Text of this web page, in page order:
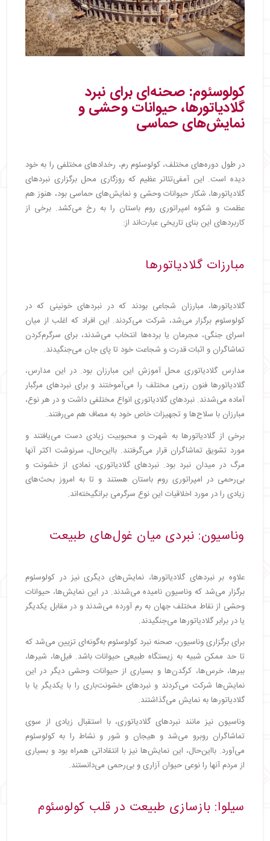
کولوسئوم: صحنه‌ای برای نبرد
گلادیاتورها، حیوانات وحشی و
نمایش‌های حماسی
در طول دوره‌های مختلف، کولوسئوم رم، رخدادهای مختلفی را به خود
دیده است. این آمفی‌تئاتر عظیم که روزگاری محل برگزاری نبردهای
گلادیاتورها، شکار حیوانات وحشی و نمایش‌های حماسی بود، هنوز هم
عظمت و شکوه امپراتوری روم باستان را به رخ می‌کشد. برخی از
کاربردهای این بنای تاریخی عبارت‌اند از:
مبارزات گلادیاتورها
گلادیاتورها، مبارزان شجاعی بودند که در نبردهای خونینی که در
کولوسئوم برگزار می‌شد، شرکت می‌کردند. این افراد که اغلب از میان
اسرای جنگی، مجرمان یا برده‌ها انتخاب می‌شدند، برای سرگرم‌کردن
تماشاگران و اثبات قدرت و شجاعت خود تا پای جان می‌جنگیدند.
مدارس گلادیاتوری محل آموزش این مبارزان بود. در این مدارس،
گلادیاتورها فنون رزمی مختلف را می‌آموختند و برای نبردهای مرگبار
آماده می‌شدند. نبردهای گلادیاتوری انواع مختلفی داشت و در هر نوع،
مبارزان با سلاح‌ها و تجهیزات خاص خود به مصاف هم می‌رفتند.
برخی از گلادیاتورها به شهرت و محبوبیت زیادی دست می‌یافتند و
مورد تشویق تماشاگران قرار می‌گرفتند. بااین‌حال، سرنوشت اکثر آنها
مرگ در میدان نبرد بود. نبردهای گلادیاتوری، نمادی از خشونت و
بی‌رحمی در امپراتوری روم باستان هستند و تا به امروز بحث‌های
زیادی را در مورد اخلاقیات این نوع سرگرمی برانگیخته‌اند.
وناسیون: نبردی میان غول‌های طبیعت
علاوه بر نبردهای گلادیاتورها، نمایش‌های دیگری نیز در کولوسئوم
برگزار می‌شد که وناسیون نامیده می‌شدند. در این نمایش‌ها، حیوانات
وحشی از نقاط مختلف جهان به رم آورده می‌شدند و در مقابل یکدیگر
یا در برابر گلادیاتورها می‌جنگیدند.
برای برگزاری وناسیون، صحنه نبرد کولوسئوم به‌گونه‌ای تزیین می‌شد که
تا حد ممکن شبیه به زیستگاه طبیعی حیوانات باشد. فیل‌ها، شیرها،
ببرها، خرس‌ها، کرگدن‌ها و بسیاری از حیوانات وحشی دیگر در این
نمایش‌ها شرکت می‌کردند و نبردهای خشونت‌باری را با یکدیگر یا با
گلادیاتورها به نمایش می‌گذاشتند.
وناسیون نیز مانند نبردهای گلادیاتوری، با استقبال زیادی از سوی
تماشاگران روبرو می‌شد و هیجان و شور و نشاط را به کولوسئوم
می‌آورد. بااین‌حال، این نمایش‌ها نیز با انتقاداتی همراه بود و بسیاری
از مردم آنها را نوعی حیوان آزاری و بی‌رحمی می‌دانستند.
سیلوا: بازسازی طبیعت در قلب کولوسئوم